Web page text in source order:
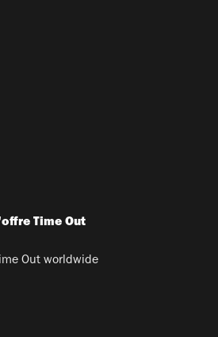
Time Out
Out worldwide